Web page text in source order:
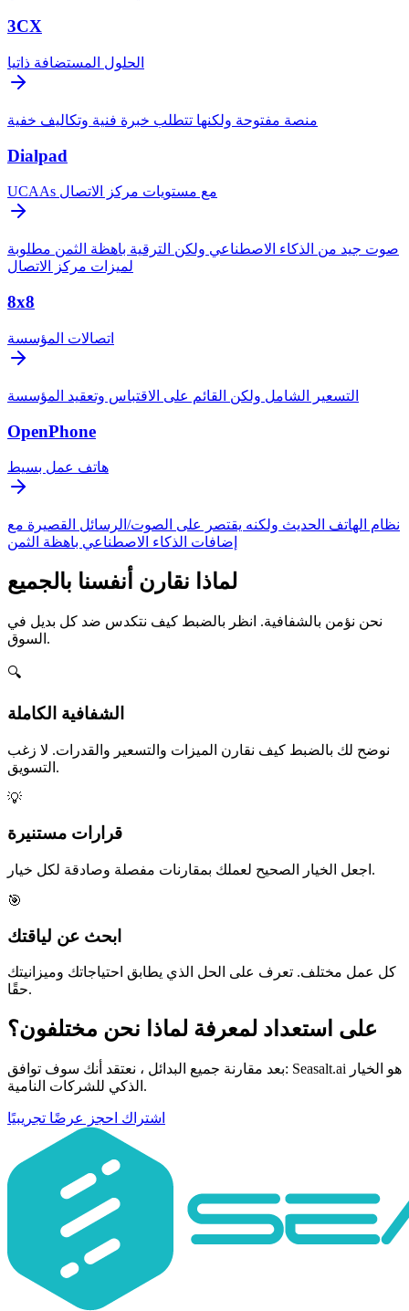
3CX
الحلول المستضافة ذاتيا
منصة مفتوحة ولكنها تتطلب خبرة فنية وتكاليف خفية
Dialpad
UCAAs مع مستويات مركز الاتصال
صوت جيد من الذكاء الاصطناعي ولكن الترقية باهظة الثمن مطلوبة
لميزات مركز الاتصال
8x8
اتصالات المؤسسة
التسعير الشامل ولكن القائم على الاقتباس وتعقيد المؤسسة
OpenPhone
هاتف عمل بسيط
نظام الهاتف الحديث ولكنه يقتصر على الصوت/الرسائل القصيرة مع
إضافات الذكاء الاصطناعي باهظة الثمن
لماذا نقارن أنفسنا بالجميع
نحن نؤمن بالشفافية. انظر بالضبط كيف نتكدس ضد كل بديل في
السوق.
🔍
الشفافية الكاملة
نوضح لك بالضبط كيف نقارن الميزات والتسعير والقدرات. لا زغب
التسويق.
💡
قرارات مستنيرة
اجعل الخيار الصحيح لعملك بمقارنات مفصلة وصادقة لكل خيار.
🎯
ابحث عن لياقتك
كل عمل مختلف. تعرف على الحل الذي يطابق احتياجاتك وميزانيتك
حقًا.
على استعداد لمعرفة لماذا نحن مختلفون؟
بعد مقارنة جميع البدائل ، نعتقد أنك سوف توافق: Seasalt.ai هو الخيار
الذكي للشركات النامية.
اشتراك احجز عرضًا تجريبيًا